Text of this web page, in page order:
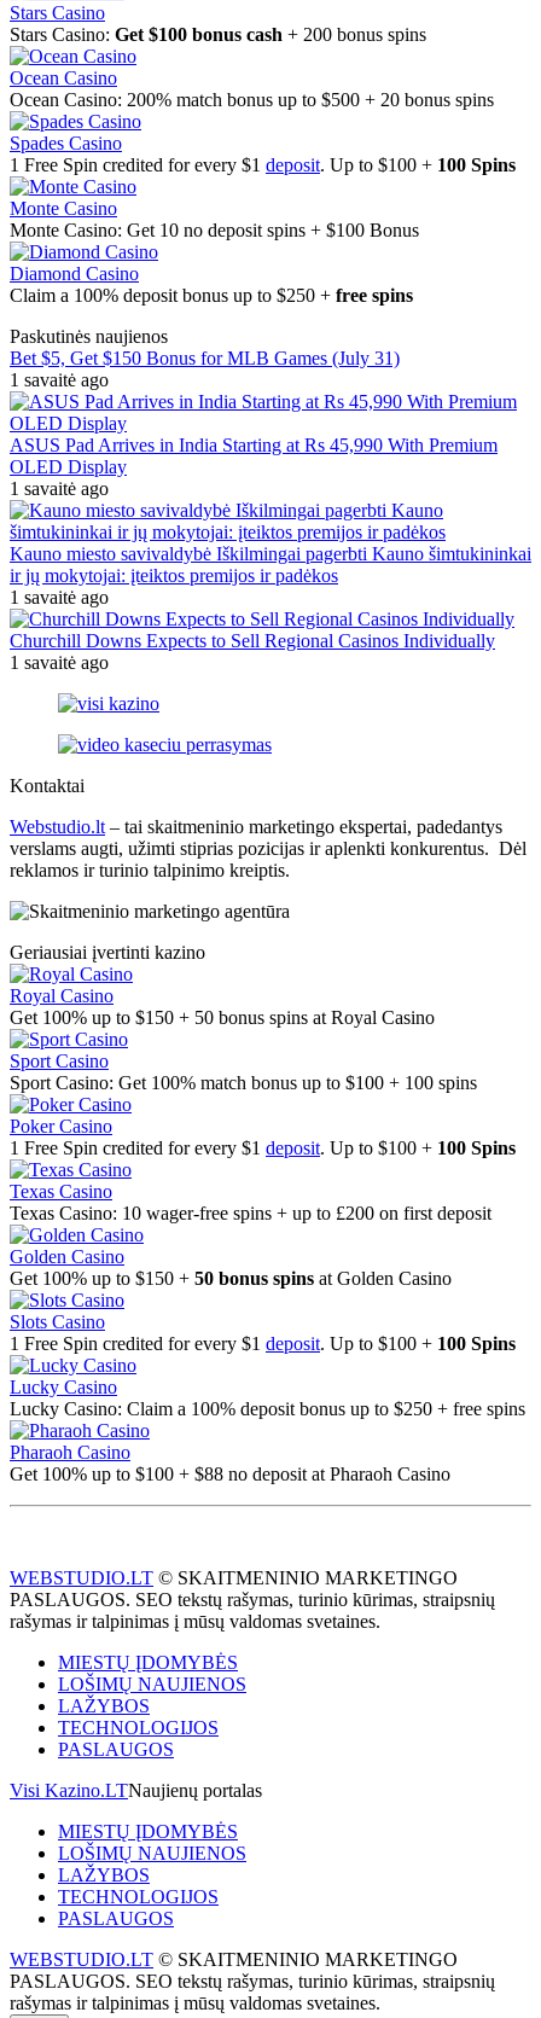
Stars Casino
Stars Casino: Get $100 bonus cash + 200 bonus spins
Ocean Casino
Ocean Casino: 200% match bonus up to $500 + 20 bonus spins
Spades Casino
1 Free Spin credited for every $1 deposit. Up to $100 + 100 Spins
Monte Casino
Monte Casino: Get 10 no deposit spins + $100 Bonus
Diamond Casino
Claim a 100% deposit bonus up to $250 + free spins
Paskutinės naujienos
Bet $5, Get $150 Bonus for MLB Games (July 31)
1 savaitė ago
ASUS Pad Arrives in India Starting at Rs 45,990 With Premium
OLED Display
1 savaitė ago
Kauno miesto savivaldybė Iškilmingai pagerbti Kauno šimtukininkai
ir jų mokytojai: įteiktos premijos ir padėkos
1 savaitė ago
Churchill Downs Expects to Sell Regional Casinos Individually
1 savaitė ago
Kontaktai
Webstudio.lt – tai skaitmeninio marketingo ekspertai, padedantys
verslams augti, užimti stiprias pozicijas ir aplenkti konkurentus. Dėl
reklamos ir turinio talpinimo kreiptis.
Geriausiai įvertinti kazino
Royal Casino
Get 100% up to $150 + 50 bonus spins at Royal Casino
Sport Casino
Sport Casino: Get 100% match bonus up to $100 + 100 spins
Poker Casino
1 Free Spin credited for every $1 deposit. Up to $100 + 100 Spins
Texas Casino
Texas Casino: 10 wager-free spins + up to £200 on first deposit
Golden Casino
Get 100% up to $150 + 50 bonus spins at Golden Casino
Slots Casino
1 Free Spin credited for every $1 deposit. Up to $100 + 100 Spins
Lucky Casino
Lucky Casino: Claim a 100% deposit bonus up to $250 + free spins
Pharaoh Casino
Get 100% up to $100 + $88 no deposit at Pharaoh Casino
WEBSTUDIO.LT © SKAITMENINIO MARKETINGO
PASLAUGOS. SEO tekstų rašymas, turinio kūrimas, straipsnių
rašymas ir talpinimas į mūsų valdomas svetaines.
MIESTŲ ĮDOMYBĖS
LOŠIMŲ NAUJIENOS
LAŽYBOS
TECHNOLOGIJOS
PASLAUGOS
Visi Kazino.LTNaujienų portalas
MIESTŲ ĮDOMYBĖS
LOŠIMŲ NAUJIENOS
LAŽYBOS
TECHNOLOGIJOS
PASLAUGOS
WEBSTUDIO.LT © SKAITMENINIO MARKETINGO
PASLAUGOS. SEO tekstų rašymas, turinio kūrimas, straipsnių
rašymas ir talpinimas į mūsų valdomas svetaines.